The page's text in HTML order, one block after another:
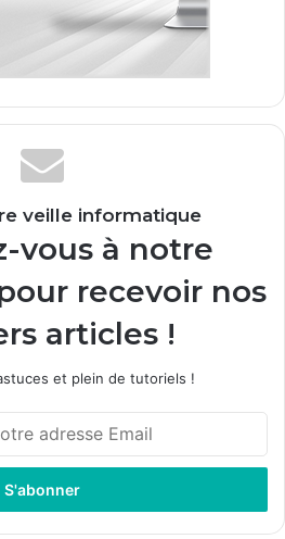
veille informatique
vous à notre
recevoir nos
articles !
et plein de tutoriels !